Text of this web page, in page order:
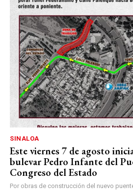
SINALOA
Este viernes 7 de agosto
bulevar Pedro Infante del
Congreso del Estado
Por obras de construcción del nuevo